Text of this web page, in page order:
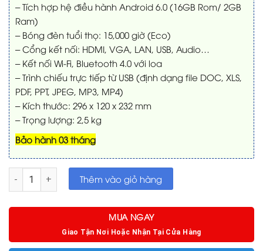
– Tích hợp hệ điều hành Android 6.0 (16GB Rom/ 2GB
Ram)
– Bóng đèn tuổi thọ: 15,000 giờ (Eco)
– Cổng kết nối: HDMI, VGA, LAN, USB, Audio…
– Kết nối Wi-Fi, Bluetooth 4.0 với loa
– Trình chiếu trực tiếp từ USB (định dạng file DOC, XLS,
PDF, PPT, JPEG, MP3, MP4)
– Kích thước: 296 x 120 x 232 mm
– Trọng lượng: 2,5 kg
Bảo hành 03 tháng
Máy chiếu cũ BenQ EH600 - Hàng trưng bày số lượng
Thêm vào giỏ hàng
MUA NGAY
Giao Tận Nơi Hoặc Nhận Tại Cửa Hàng